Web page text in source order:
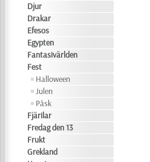
Djur
Drakar
Efesos
Egypten
Fantasivärlden
Fest
Halloween
Julen
Påsk
Fjärilar
Fredag den 13
Frukt
Grekland